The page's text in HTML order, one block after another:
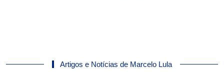
Artigos e Notícias de Marcelo Lula